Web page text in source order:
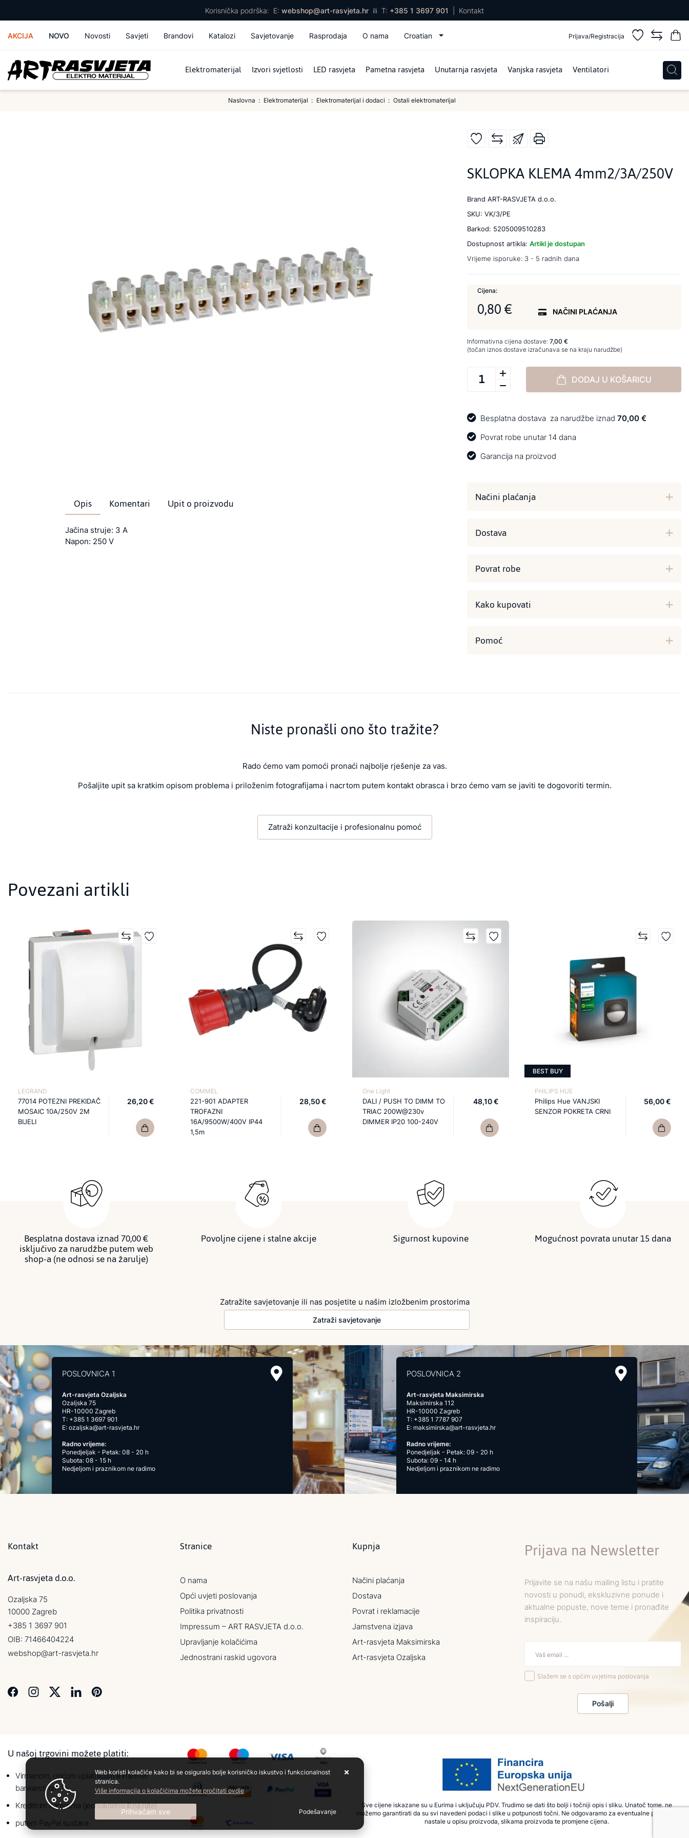
Korisnička podrška: E: webshop@art-rasvjeta.hr ili T: +385 1 3697 901 Kontakt
AKCIJA NOVO Novosti Savjeti Brandovi Katalozi Savjetovanje Rasprodaja O nama Croatian Prijava/Registracija
Elektromaterijal Izvori svjetlosti LED rasvjeta Pametna rasvjeta Unutarnja rasvjeta Vanjska rasvjeta Ventilatori
Naslovna Elektromaterijal Elektromaterijal i dodaci Ostali elektromaterijal
Opis Komentari Upit o proizvodu
Jačina struje: 3 A
Napon: 250 V
SKLOPKA KLEMA 4mm2/3A/250V
Brand ART-RASVJETA d.o.o.
SKU: VK/3/PE
Barkod: 5205009510283
Dostupnost artikla: Artikl je dostupan
Vrijeme isporuke: 3 - 5 radnih dana
Cijena:
0,80 € NAČINI PLAĆANJA
Informativna cijena dostave: 7,00 €
(točan iznos dostave izračunava se na kraju narudžbe)
DODAJ U KOŠARICU
Besplatna dostava za narudžbe iznad 70,00 €
Povrat robe unutar 14 dana
Garancija na proizvod
Načini plaćanja
Dostava
Povrat robe
Kako kupovati
Pomoć
Niste pronašli ono što tražite?
Rado ćemo vam pomoći pronaći najbolje rješenje za vas.
Pošaljite upit sa kratkim opisom problema i priloženim fotografijama i nacrtom putem kontakt obrasca i brzo ćemo vam se javiti te dogovoriti termin.
Zatraži konzultacije i profesionalnu pomoć
Povezani artikli
LEGRAND
77014 POTEZNI PREKIDAČ
MOSAIC 10A/250V 2M
BIJELI
26,20 €
COMMEL
221-901 ADAPTER
TROFAZNI
16A/9500W/400V IP44
1,5m
28,50 €
One Light
DALI / PUSH TO DIMM TO
TRIAC 200W@230v
DIMMER IP20 100-240V
48,10 €
BEST BUY
PHILIPS HUE
Philips Hue VANJSKI
SENZOR POKRETA CRNI
56,00 €
Besplatna dostava iznad 70,00 €
isključivo za narudžbe putem web
shop-a (ne odnosi se na žarulje)
Povoljne cijene i stalne akcije Sigurnost kupovine Mogućnost povrata unutar 15 dana
Zatražite savjetovanje ili nas posjetite u našim izložbenim prostorima
Zatraži savjetovanje
POSLOVNICA 1
Art-rasvjeta Ozaljska
Ozaljska 75
HR-10000 Zagreb
T: +385 1 3697 901
E: ozaljska@art-rasvjeta.hr
Radno vrijeme:
Ponedjeljak - Petak: 08 - 20 h
Subota: 08 - 15 h
Nedjeljom i praznikom ne radimo
POSLOVNICA 2
Art-rasvjeta Maksimirska
Maksimirska 112
HR-10000 Zagreb
T: +385 1 7787 907
E: maksimirska@art-rasvjeta.hr
Radno vrijeme:
Ponedjeljak - Petak: 09 - 20 h
Subota: 09 - 14 h
Nedjeljom i praznikom ne radimo
Kontakt
Art-rasvjeta d.o.o.
Ozaljska 75
10000 Zagreb
+385 1 3697 901
OIB: 71466404224
webshop@art-rasvjeta.hr
Stranice
O nama
Opći uvjeti poslovanja
Politika privatnosti
Impressum – ART RASVJETA d.o.o.
Upravljanje kolačićima
Jednostrani raskid ugovora
Kupnja
Načini plaćanja
Dostava
Povrat i reklamacije
Jamstvena izjava
Art-rasvjeta Maksimirska
Art-rasvjeta Ozaljska
Prijava na Newsletter
Prijavite se na našu mailing listu i pratite
novosti u ponudi, ekskluzivne ponude i
aktualne popuste, nove teme i pronađite
inspiraciju.
Slažem se s općim uvjetima poslovanja
Pošalji
U našoj trgovini možete platiti:
Virmanom, općom uplatnicom ili internet
bankarstvom
Kreditnim karticama (jednokratno ili na rate)
putem PayPal sustava
Sve cijene iskazane su u Eurima i uključuju PDV. Trudimo se dati što bolji i točniji opis i sliku. Unatoč tome, ne
možemo garantirati da su svi navedeni podaci i slike u potpunosti točni. Ne odgovaramo za eventualne pogreške
nastale u opisu proizvoda, slikama proizvoda te promjene cijena.
Web koristi kolačiće kako bi se osiguralo bolje korisničko iskustvo i funkcionalnost
stranica.
Više informacija o kolačićima možete pročitati ovdje
Prihvaćam sve Podešavanje